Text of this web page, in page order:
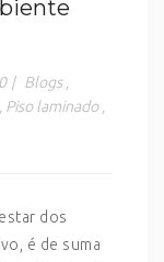
| Blogs ,
, Piso laminado ,
dos
é de suma